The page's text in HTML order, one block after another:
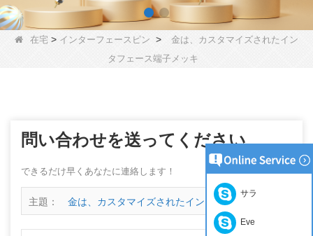
在宅 > インターフェースピン >
金は、カスタマイズされたイン
タフェース端子メッキ
問い合わせを送ってください
できるだけ早くあなたに連絡します！
主題： 金は、カスタマイズされたインタフェース端子メ
ッキ
サラ
Eve